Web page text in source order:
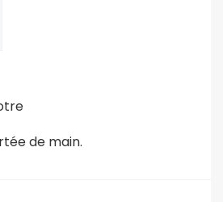
de main.